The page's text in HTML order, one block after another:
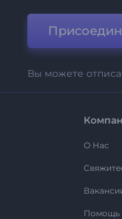
Вы можете
О Нас
Помощь